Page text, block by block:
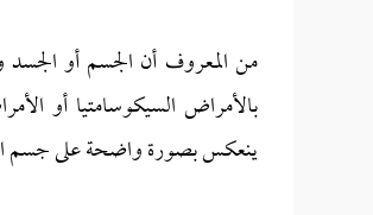
من المعروف أن الجسم أو
بالأمراض السيكوسامتيا أو
ينعكس بصورة واضحة على جسم